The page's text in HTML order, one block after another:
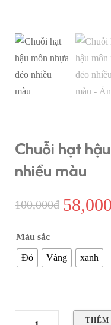
Chuỗi hạt
nhiều màu
100,000₫ Giá
là:
58,000
Màu sắc
Đỏ Vàng xanh
THÊM